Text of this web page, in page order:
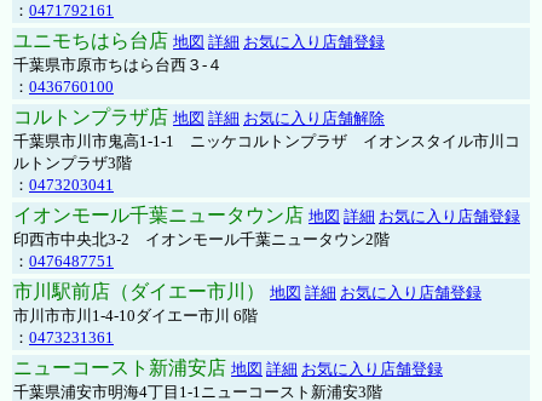
： 0471792161
ユニモちはら台店 地図 詳細 お気に入り店舗登録
千葉県市原市ちはら台西３-４
： 0436760100
コルトンプラザ店 地図 詳細 お気に入り店舗解除
千葉県市川市鬼高1-1-1 ニッケコルトンプラザ イオンスタイル市川コ
ルトンプラザ3階
： 0473203041
イオンモール千葉ニュータウン店 地図 詳細 お気に入り店舗登録
印西市中央北3-2 イオンモール千葉ニュータウン2階
： 0476487751
市川駅前店（ダイエー市川） 地図 詳細 お気に入り店舗登録
市川市市川1-4-10ダイエー市川 6階
： 0473231361
ニューコースト新浦安店 地図 詳細 お気に入り店舗登録
千葉県浦安市明海4丁目1-1ニューコースト新浦安3階